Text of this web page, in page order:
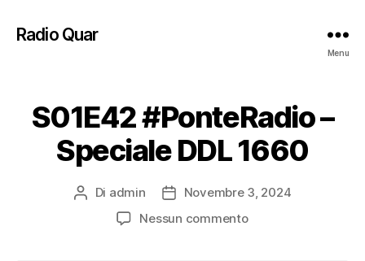
Radio Quar
Menu
S01E42 #PonteRadio –
Speciale DDL 1660
Autore
articolo
Di admin
DataNovembre 3, 2024
Nessun commentosu